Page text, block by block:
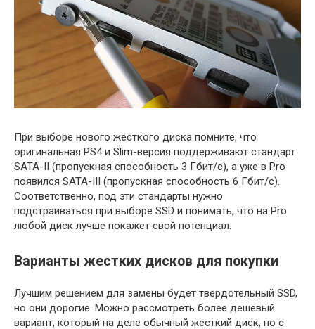
При выборе нового жесткого диска помните, что
оригинальная PS4 и Slim-версия поддерживают стандарт
SATA-II (пропускная способность 3 Гбит/с), а уже в Pro
появился SATA-III (пропускная способность 6 Гбит/с).
Соответственно, под эти стандарты нужно
подстраиваться при выборе SSD и понимать, что на Pro
любой диск лучше покажет свой потенциал.
Варианты жестких дисков для покупки
Лучшим решением для замены будет твердотельный SSD,
но они дорогие. Можно рассмотреть более дешевый
вариант, который на деле обычный жесткий диск, но с